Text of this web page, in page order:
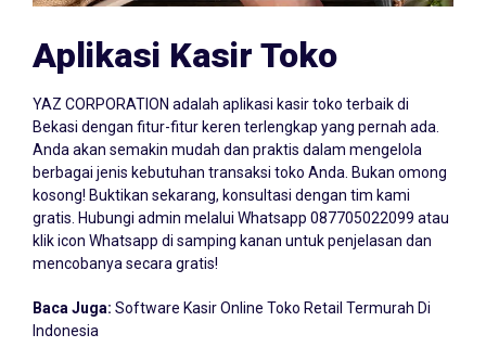
Aplikasi Kasir Toko
YAZ CORPORATION adalah aplikasi kasir toko terbaik di
Bekasi dengan fitur-fitur keren terlengkap yang pernah ada.
Anda akan semakin mudah dan praktis dalam mengelola
berbagai jenis kebutuhan transaksi toko Anda. Bukan omong
kosong! Buktikan sekarang, konsultasi dengan tim kami
gratis. Hubungi admin melalui Whatsapp 087705022099 atau
klik icon Whatsapp di samping kanan untuk penjelasan dan
mencobanya secara gratis!
Baca Juga: Software Kasir Online Toko Retail Termurah Di
Indonesia